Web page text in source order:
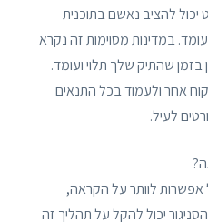
להציב נאשם בתוכנית
במדינות מסוימות זה נקרא
שהתיק שלך תלוי ועומד.
אחר ולעמוד בכל התנאים
לעיל.
אפשרות לוותר על הקראה,
יכול להקל על תהליך זה